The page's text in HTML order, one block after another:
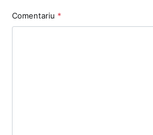
Comentariu *